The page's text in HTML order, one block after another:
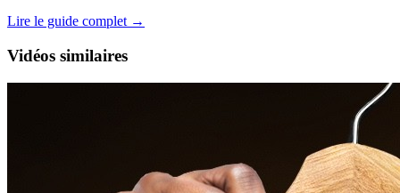
Lire le guide complet →
Vidéos similaires